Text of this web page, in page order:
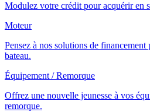
Modulez votre crédit pour acquérir en
Moteur
Pensez à nos solutions de
bateau.
Équipement / Remorque
Offrez une nouvelle jeunesse à vos
remorque.